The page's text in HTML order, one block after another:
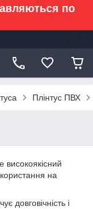
по
Плінтус ПВХ
на
довговічність і